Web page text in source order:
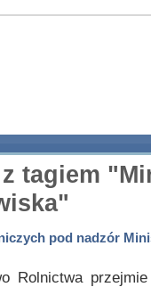
tagiem
pod nadzór
Rolnictwa